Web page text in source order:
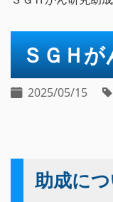
ＳＧＨが
2025/05/15
助成に